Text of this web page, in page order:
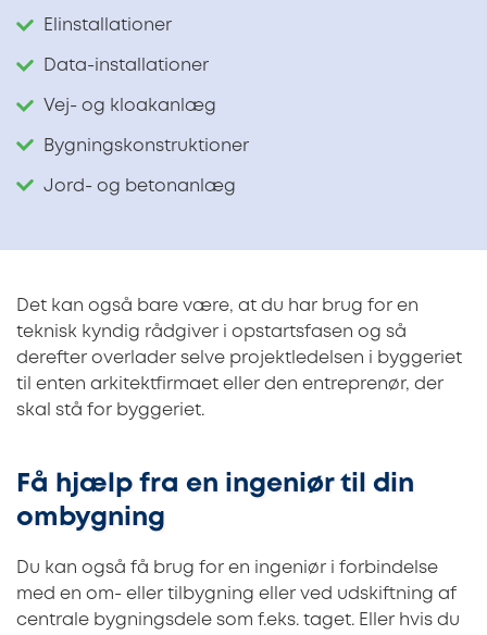
Elinstallationer
Data-installationer
Vej- og kloakanlæg
Bygningskonstruktioner
Jord- og betonanlæg
Det kan også bare være, at du har brug for en
teknisk kyndig rådgiver i opstartsfasen og så
derefter overlader selve projektledelsen i byggeriet
til enten arkitektfirmaet eller den entreprenør, der
skal stå for byggeriet.
Få hjælp fra en ingeniør til din
ombygning
Du kan også få brug for en ingeniør i forbindelse
med en om- eller tilbygning eller ved udskiftning af
centrale bygningsdele som f.eks. taget. Eller hvis du